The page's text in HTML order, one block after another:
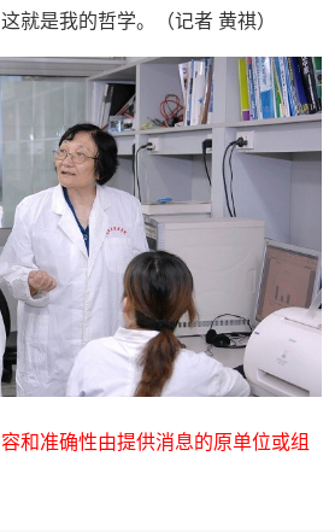
就是我的哲学。（记者 黄祺）
和准确性由提供消息的原单位或组